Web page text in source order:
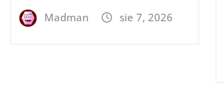
Madman sie 7, 2026